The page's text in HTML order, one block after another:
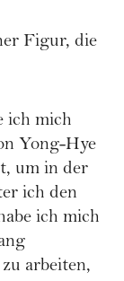
Figur, die
ich mich
Yong-Hye
um in der
ich den
ich mich
arbeiten,